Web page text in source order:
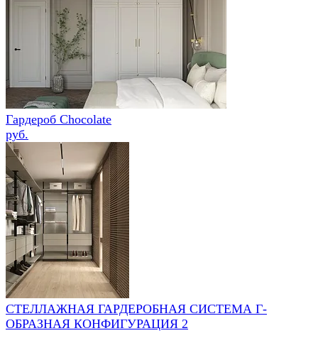
Гардероб Chocolate
руб.
СТЕЛЛАЖНАЯ ГАРДЕРОБНАЯ СИСТЕМА Г-
ОБРАЗНАЯ КОНФИГУРАЦИЯ 2